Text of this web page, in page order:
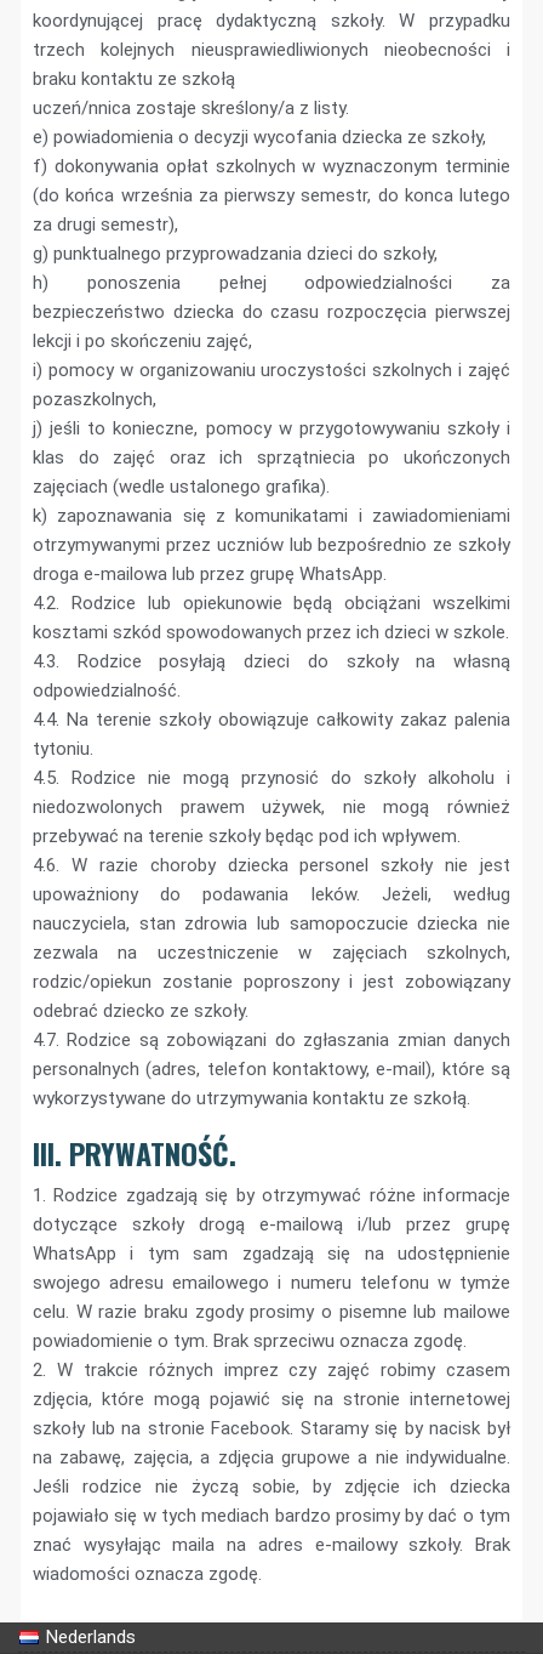
koordynującej pracę dydaktyczną szkoły. W przypadku
trzech kolejnych nieusprawiedliwionych nieobecności i
braku kontaktu ze szkołą
uczeń/nnica zostaje skreślony/a z listy.
e) powiadomienia o decyzji wycofania dziecka ze szkoły,
f) dokonywania opłat szkolnych w wyznaczonym terminie
(do końca września za pierwszy semestr, do konca lutego
za drugi semestr),
g) punktualnego przyprowadzania dzieci do szkoły,
h) ponoszenia pełnej odpowiedzialności za
bezpieczeństwo dziecka do czasu rozpoczęcia pierwszej
lekcji i po skończeniu zajęć,
i) pomocy w organizowaniu uroczystości szkolnych i zajęć
pozaszkolnych,
j) jeśli to konieczne, pomocy w przygotowywaniu szkoły i
klas do zajęć oraz ich sprzątniecia po ukończonych
zajęciach (wedle ustalonego grafika).
k) zapoznawania się z komunikatami i zawiadomieniami
otrzymywanymi przez uczniów lub bezpośrednio ze szkoły
droga e-mailowa lub przez grupę WhatsApp.
4.2. Rodzice lub opiekunowie będą obciążani wszelkimi
kosztami szkód spowodowanych przez ich dzieci w szkole.
4.3. Rodzice posyłają dzieci do szkoły na własną
odpowiedzialność.
4.4. Na terenie szkoły obowiązuje całkowity zakaz palenia
tytoniu.
4.5. Rodzice nie mogą przynosić do szkoły alkoholu i
niedozwolonych prawem używek, nie mogą również
przebywać na terenie szkoły będąc pod ich wpływem.
4.6. W razie choroby dziecka personel szkoły nie jest
upoważniony do podawania leków. Jeżeli, według
nauczyciela, stan zdrowia lub samopoczucie dziecka nie
zezwala na uczestniczenie w zajęciach szkolnych,
rodzic/opiekun zostanie poproszony i jest zobowiązany
odebrać dziecko ze szkoły.
4.7. Rodzice są zobowiązani do zgłaszania zmian danych
personalnych (adres, telefon kontaktowy, e-mail), które są
wykorzystywane do utrzymywania kontaktu ze szkołą.
III. PRYWATNOŚĆ.
1. Rodzice zgadzają się by otrzymywać różne informacje
dotyczące szkoły drogą e-mailową i/lub przez grupę
WhatsApp i tym sam zgadzają się na udostępnienie
swojego adresu emailowego i numeru telefonu w tymże
celu. W razie braku zgody prosimy o pisemne lub mailowe
powiadomienie o tym. Brak sprzeciwu oznacza zgodę.
2. W trakcie różnych imprez czy zajęć robimy czasem
zdjęcia, które mogą pojawić się na stronie internetowej
szkoły lub na stronie Facebook. Staramy się by nacisk był
na zabawę, zajęcia, a zdjęcia grupowe a nie indywidualne.
Jeśli rodzice nie życzą sobie, by zdjęcie ich dziecka
pojawiało się w tych mediach bardzo prosimy by dać o tym
znać wysyłając maila na adres e-mailowy szkoły. Brak
wiadomości oznacza zgodę.
Nederlands